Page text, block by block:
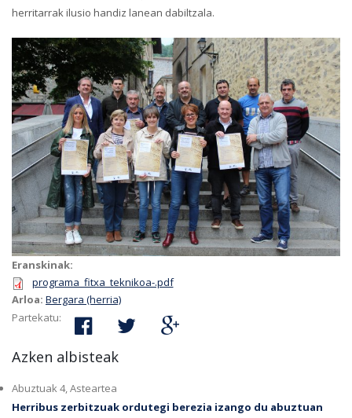
herritarrak ilusio handiz lanean dabiltzala.
Eranskinak:
programa_fitxa_teknikoa-.pdf
Arloa: Bergara (herria)
Partekatu:
Azken albisteak
Abuztuak 4, Asteartea
Herribus zerbitzuak ordutegi berezia izango du abuztuan